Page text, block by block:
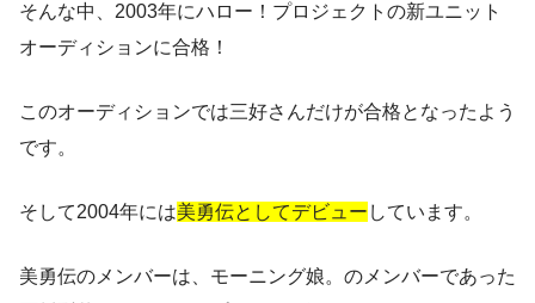
そんな中、 2003年にハロー！プロジェクトの新ユニット
オーディションに合格！
このオーディションでは三好さんだけが合格となったよう
です。
そして2004年には美勇伝としてデビュー しています。
美勇伝のメンバーは、モーニング娘。のメンバーであった